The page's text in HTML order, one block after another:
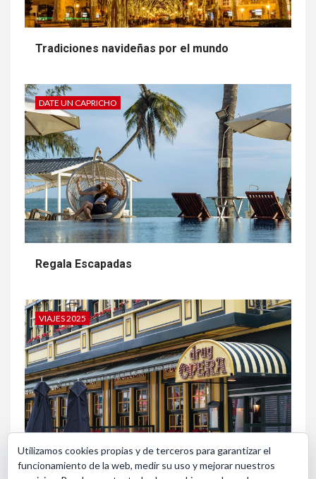
Tradiciones navideñas por el mundo
DATE UN CAPRICHO
Regala Escapadas
VIAJES 2025
Utilizamos cookies propias y de terceros para garantizar el
funcionamiento de la web, medir su uso y mejorar nuestros